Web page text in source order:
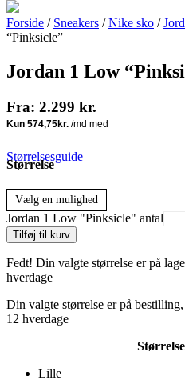
Forside / Sneakers /Nike sko /
“Pinksicle”
Jordan 1 Low
Fra: 2.299 kr.
Størrelsesguide
Størrelse
Vælg en mulighed
Jordan 1 Low "Pinksicle" antal
Tilføj til kurv
Fedt! Din valgte størrelse er på
hverdage
Din valgte størrelse er på
12 hverdage
Lille